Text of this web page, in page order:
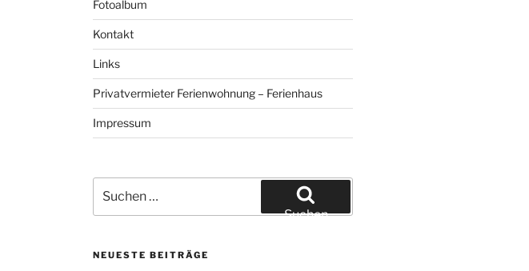
Fotoalbum
Kontakt
Links
Privatvermieter Ferienwohnung – Ferienhaus
Impressum
nach:
Suchen
NEUESTE BEITRÄGE